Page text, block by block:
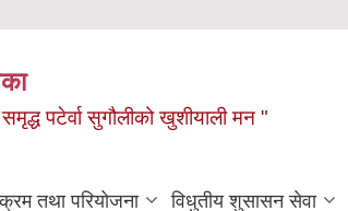
पटेर्वा सुगौलीको खुशीयाली मन "
तथा परियोजना विधुतीय शुसासन सेवा